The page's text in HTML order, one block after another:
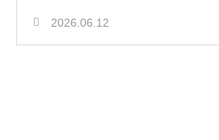
2026.06.12